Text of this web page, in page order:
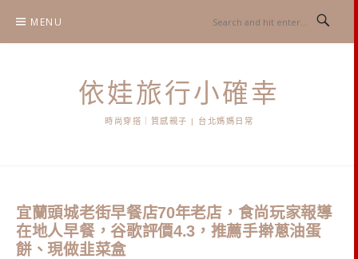
content
MENU
依娃旅行小確幸
時尚穿搭｜質感親子 | 台北媽媽日常
宜蘭頭城老街早餐店70年老店，食尚玩家報導
在地人早餐，谷歌評價4.3，推薦手擀蔥油蛋
餅、現做韭菜盒